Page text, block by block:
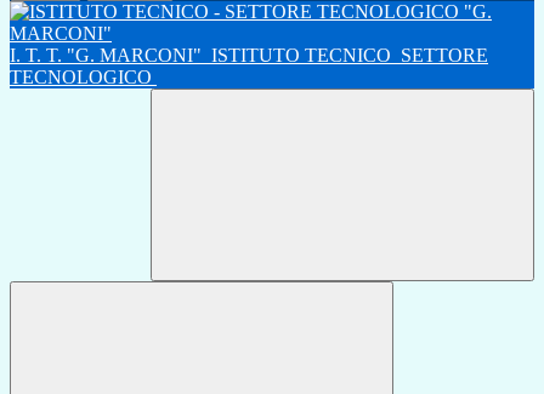
I. T. T. "G. MARCONI" ISTITUTO TECNICO SETTORE
TECNOLOGICO